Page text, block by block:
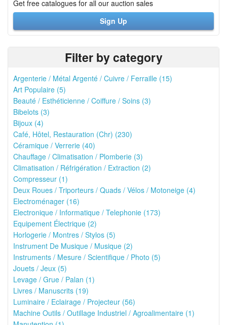
Get free catalogues for all our auction sales
Sign Up
Filter by category
Argenterie / Métal Argenté / Cuivre / Ferraille (15)
Art Populaire (5)
Beauté / Esthéticienne / Coiffure / Soins (3)
Bibelots (3)
Bijoux (4)
Café, Hôtel, Restauration (Chr) (230)
Céramique / Verrerie (40)
Chauffage / Climatisation / Plomberie (3)
Climatisation / Réfrigération / Extraction (2)
Compresseur (1)
Deux Roues / Triporteurs / Quads / Vélos / Motoneige (4)
Electroménager (16)
Electronique / Informatique / Telephonie (173)
Equipement Électrique (2)
Horlogerie / Montres / Stylos (5)
Instrument De Musique / Musique (2)
Instruments / Mesure / Scientifique / Photo (5)
Jouets / Jeux (5)
Levage / Grue / Palan (1)
Livres / Manuscrits (19)
Luminaire / Eclairage / Projecteur (56)
Machine Outils / Outillage Industriel / Agroalimentaire (1)